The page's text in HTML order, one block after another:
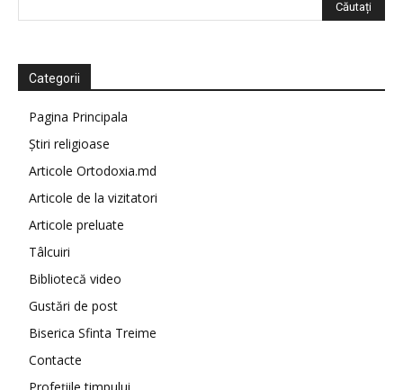
Categorii
Pagina Principala
Știri religioase
Articole Ortodoxia.md
Articole de la vizitatori
Articole preluate
Tâlcuiri
Bibliotecă video
Gustări de post
Biserica Sfinta Treime
Contacte